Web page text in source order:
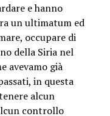
e hanno
un ultimatum ed
occupare di
della Siria nel
avevamo già
in questa
alcun
controllo